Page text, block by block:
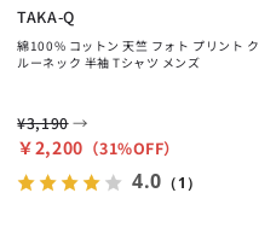
TAKA-Q
綿100% コットン 天竺 フォト プリント ク
ルーネック 半袖 Tシャツ メンズ
¥3,190 →
￥2,200 （31%OFF）
4.0 （1）